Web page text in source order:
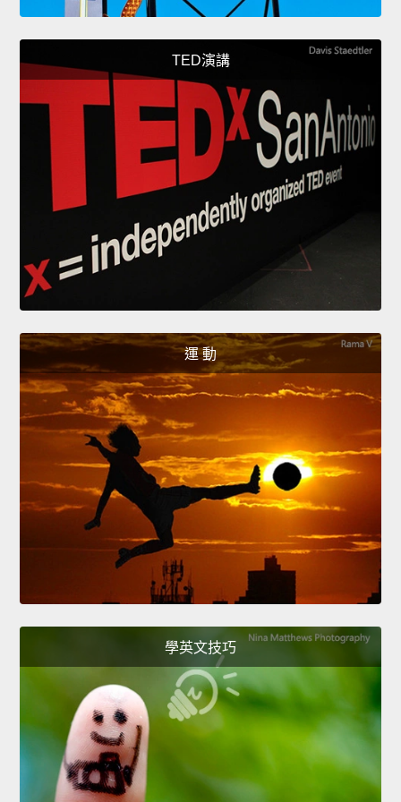
TED演講
運 動
學英文技巧